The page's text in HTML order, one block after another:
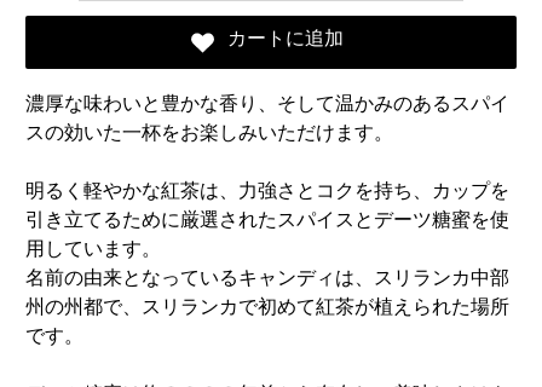
カートに追加
濃厚な味わいと豊かな香り、そして温かみのあるスパイ
スの効いた一杯をお楽しみいただけます。
明るく軽やかな紅茶は、力強さとコクを持ち、カップを
引き立てるために厳選されたスパイスとデーツ糖蜜を使
用しています。
名前の由来となっているキャンディは、スリランカ中部
州の州都で、スリランカで初めて紅茶が植えられた場所
です。